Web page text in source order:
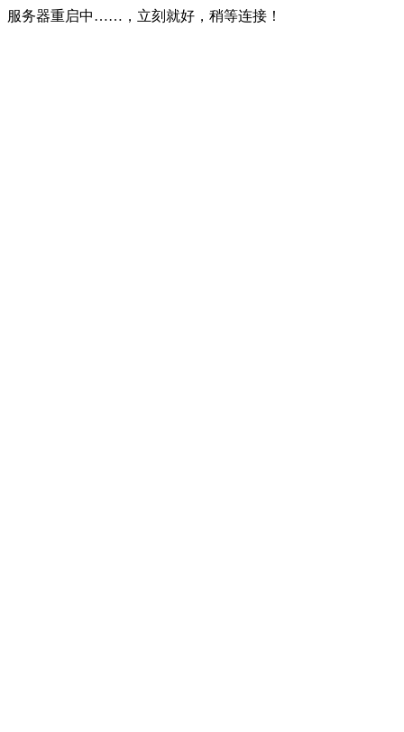
服务器重启中……，立刻就好，稍等连接！